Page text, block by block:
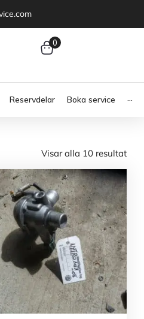
0
Reservdelar Boka service ···
Visar alla 10 resultat